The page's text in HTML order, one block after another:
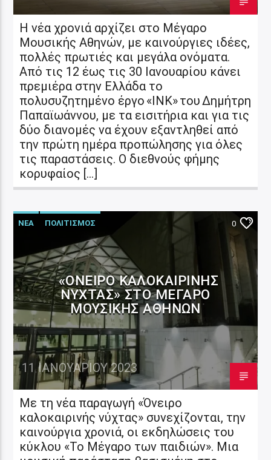
H νέα χρονιά αρχίζει στο Μέγαρο
Μουσικής Αθηνών, με καινούργιες ιδέες,
πολλές πρωτιές και μεγάλα ονόματα.
Από τις 12 έως τις 30 Ιανουαρίου κάνει
πρεμιέρα στην Ελλάδα το
πολυσυζητημένο έργο «ΙΝΚ» του Δημήτρη
Παπαϊωάννου, με τα εισιτήρια και για τις
δύο διανομές να έχουν εξαντληθεί από
την πρώτη ημέρα προπώλησης για όλες
τις παραστάσεις. Ο διεθνούς φήμης
κορυφαίος […]
ΝΕΑ ΠΟΛΙΤΙΣΜΟΣ 0
«ΌΝΕΙΡΟ ΚΑΛΟΚΑΙΡΙΝΉΣ
ΝΎΧΤΑΣ» ΣΤΟ ΜΈΓΑΡΟ
ΜΟΥΣΙΚΉΣ ΑΘΗΝΏΝ
11 ΙΑΝΟΥΑΡΊΟΥ 2023
Με τη νέα παραγωγή «Όνειρο
καλοκαιρινής νύχτας» συνεχίζονται, την
καινούργια χρονιά, οι εκδηλώσεις του
κύκλου «Το Μέγαρο των παιδιών». Μια